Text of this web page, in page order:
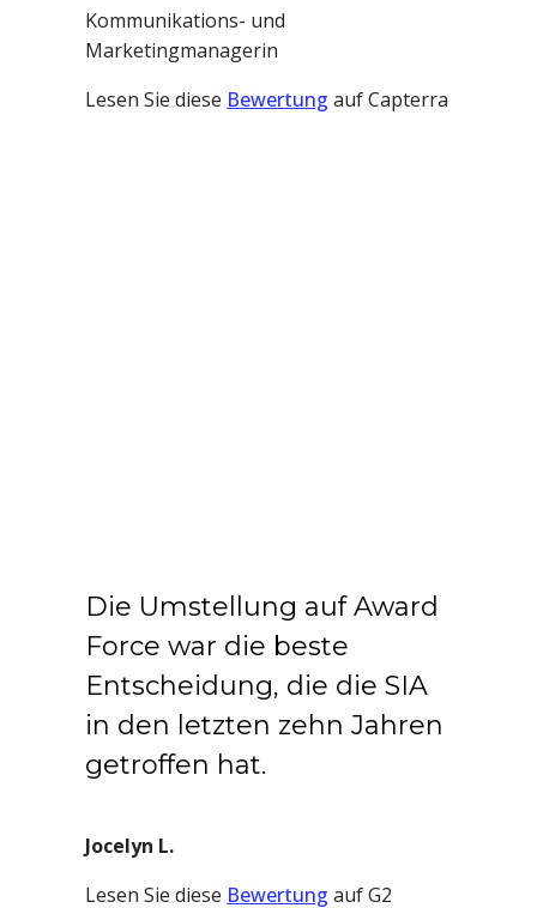
Kommunikations- und
Marketingmanagerin
Lesen Sie diese Bewertung auf Capterra
Die Umstellung auf Award
Force war die beste
Entscheidung, die die SIA
in den letzten zehn Jahren
getroffen hat.
Jocelyn L.
Lesen Sie diese Bewertung auf G2